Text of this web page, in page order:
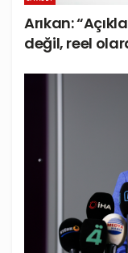
Arıkan:
değil, reel